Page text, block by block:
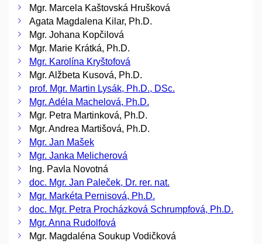
Mgr. Marcela Kaštovská Hrušková
Agata Magdalena Kilar, Ph.D.
Mgr. Johana Kopčilová
Mgr. Marie Krátká, Ph.D.
Mgr. Karolína Kryštofová
Mgr. Alžbeta Kusová, Ph.D.
prof. Mgr. Martin Lysák, Ph.D., DSc.
Mgr. Adéla Machelová, Ph.D.
Mgr. Petra Martinková, Ph.D.
Mgr. Andrea Martišová, Ph.D.
Mgr. Jan Mašek
Mgr. Janka Melicherová
Ing. Pavla Novotná
doc. Mgr. Jan Paleček, Dr. rer. nat.
Mgr. Markéta Pernisová, Ph.D.
doc. Mgr. Petra Procházková Schrumpfová, Ph.D.
Mgr. Anna Rudolfová
Mgr. Magdaléna Soukup Vodičková